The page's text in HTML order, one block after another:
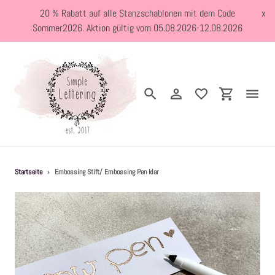
Inhalt
20 % Rabatt auf alle Stanzschablonen mit dem Code
Sommer2026. Aktion gültig vom 05.08.2026-12.08.2026
x
SuchenEinloggen
Kreativblog
Stanzschablonen
Holzstempel
Startseite › Embossing Stift/ Embossing Pen klar